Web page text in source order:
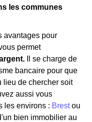
les communes
avantages pour
permet
Il se charge de
bancaire pour que
lieu de chercher soit
aussi vous
les environs : Brestou
bien immobilier au